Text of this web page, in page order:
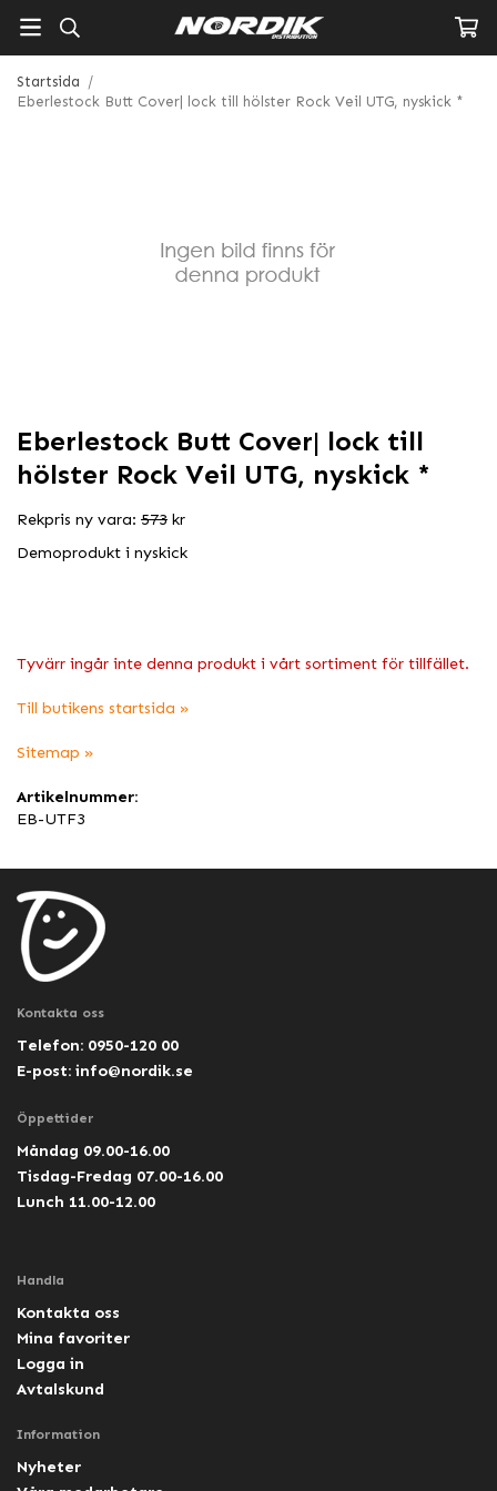
Startsida /
Eberlestock Butt Cover| lock till hölster Rock Veil UTG, nyskick *
Eberlestock Butt Cover| lock till
hölster Rock Veil UTG, nyskick *
Rekpris ny vara: 573 kr
Demoprodukt i nyskick
Tyvärr ingår inte denna produkt i vårt sortiment för tillfället.
Till butikens startsida »
Sitemap »
Artikelnummer:
EB-UTF3
Kontakta oss
Telefon: 0950-120 00
E-post: info@nordik.se
Öppettider
Måndag 09.00-16.00
Tisdag-Fredag 07.00-16.00
Lunch 11.00-12.00
Handla
Kontakta oss
Mina favoriter
Logga in
Avtalskund
Information
Nyheter